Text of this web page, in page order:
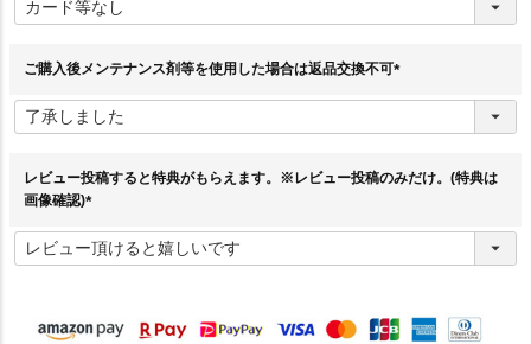
必
須
ご購入後メンテナンス剤等を使用した場合は返品交換不可
須
レビュー投稿すると特典がもらえます。※レビュー投稿のみだけ。(特典は
画像確認)
必
須